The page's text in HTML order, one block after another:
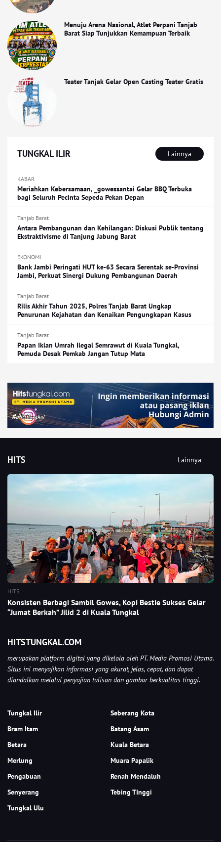
Menuju Arena Nasional, Atlet Perpani Tanjab
Barat Siap Tunjukkan Kemampuan Terbaik
Teater Tanjak Gelar Open Casting Teater Gratis
TUNGKAL ILIR Lainnya
KABAR
Meriahkan Kebersamaan, _gowessantai Gelar BBQ Terbuka
bagi Seluruh Pecinta Sepeda Pekan Depan
Tanjab Barat
Antara Pembangunan dan Kehilangan: Diskusi Publik tentang
Ekstraktivisme di Tanjung Jabung Barat
EKONOMI
Bank Jambi Peringati HUT ke-63 Secara Serentak se-Provinsi
Jambi, Perkuat Sinergi Dukung Pembangunan Daerah
Tanjab Barat
Rilis Akhir Tahun 2025, Polres Tanjab Barat Ungkap
Penurunan Kejahatan dan Kenaikan Pengungkapan Kasus
Tanjab Barat
Papan Iklan Umrah Ilegal Semrawut di Kuala Tungkal,
Pemuda Desak Pemkab Jangan Tutup Mata
HITS Lainnya
HITS
Konsisten Berbagi Sambil Gowes, Kopi Bestie Sukses Gelar
“Jumat Berkah” Jilid 2 di Kuala Tungkal
HITSTUNGKAL.COM
merupakan platform digital yang dikelola oleh PT. Media Promosi Utama.
Situs ini menyajikan informasi yang akurat, jelas, cepat, dan dapat
diandalkan melalui penyajian tulisan dan gambar berkualitas tinggi.
Tungkal Ilir
Seberang Kota
Bram Itam
Batang Asam
Betara
Kuala Betara
Merlung
Muara Papalik
Pengabuan
Renah Mendaluh
Senyerang
Tebing TInggi
Tungkal Ulu